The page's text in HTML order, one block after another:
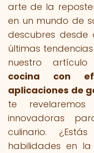
arte de la
en un mundo de
descubres desde
últimas
nuestro
cocina con
aplicaciones de
te
innovadoras
culinario.
habilidades en